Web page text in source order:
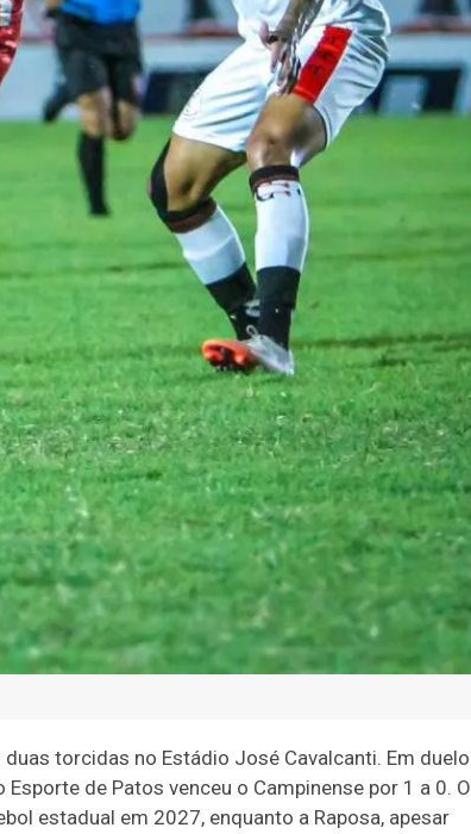
torcidas no Estádio José Cavalcanti. Em duelo
de Patos venceu o Campinense por 1 a 0. O
estadual em 2027, enquanto a Raposa, apesar